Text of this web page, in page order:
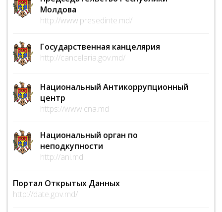
Молдова
http://www.presedinte.md/
Государственная канцелярия
http://cancelaria.gov.md/
Национальный Антикоррупционный
центр
https://www.cna.md
Национальный орган по
неподкупности
http://ani.md
Портал Открытых Данных
http://date.gov.md/